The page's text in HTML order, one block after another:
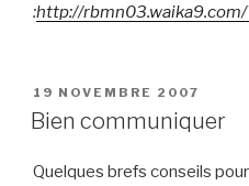
:http://
PUBLIÉ
LE
19 NOVEMBRE 2007
Bien communiquer
Quelques brefs conseils